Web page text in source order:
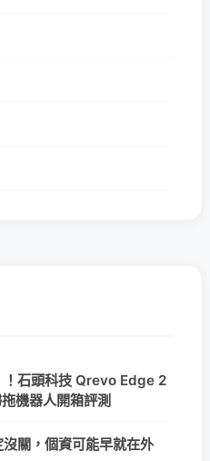
！石頭科技 Qrevo Edge 2
機器人開箱評測
關，個資可能早就在外